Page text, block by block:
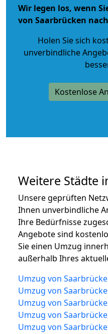
Wir legen los, wenn
von Saarbrücken
Holen Sie sich
unverbindliche
Kostenlose
Weitere Städte
Unsere geprüften
Ihnen unverbindliche
Ihre Bedürfnisse
Angebote sind
Sie einen Umzug
außerhalb Ihres
Umzug von
Umzug von
Umzug von
Umzug von
Umzug von